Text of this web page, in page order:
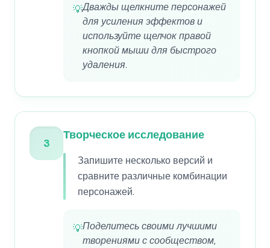
💡Дважды щелкните персонажей
для усиления эффектов и
используйте щелчок правой
кнопкой мыши для быстрого
удаления.
3
Творческое исследование
Запишите несколько версий и
сравните различные комбинации
персонажей.
💡Поделитесь своими лучшими
творениями с сообществом,